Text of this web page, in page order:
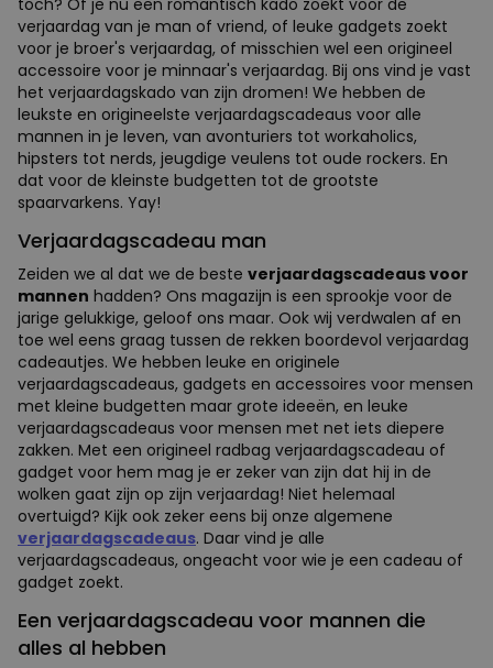
verjaardag van je man of vriend, of leuke gadgets zoekt
voor je broer's verjaardag, of misschien wel een origineel
accessoire voor je minnaar's verjaardag. Bij ons vind je vast
het verjaardagskado van zijn dromen! We hebben de
leukste en origineelste verjaardagscadeaus voor alle
mannen in je leven, van avonturiers tot workaholics,
hipsters tot nerds, jeugdige veulens tot oude rockers. En
dat voor de kleinste budgetten tot de grootste
spaarvarkens. Yay!
Verjaardagscadeau man
Zeiden we al dat we de beste verjaardagscadeaus voor
mannen hadden? Ons magazijn is een sprookje voor de
jarige gelukkige, geloof ons maar. Ook wij verdwalen af en
toe wel eens graag tussen de rekken boordevol verjaardag
cadeautjes. We hebben leuke en originele
verjaardagscadeaus, gadgets en accessoires voor mensen
met kleine budgetten maar grote ideeën, en leuke
verjaardagscadeaus voor mensen met net iets diepere
zakken. Met een origineel radbag verjaardagscadeau of
gadget voor hem mag je er zeker van zijn dat hij in de
wolken gaat zijn op zijn verjaardag! Niet helemaal
overtuigd? Kijk ook zeker eens bij onze algemene
verjaardagscadeaus. Daar vind je alle
verjaardagscadeaus, ongeacht voor wie je een cadeau of
gadget zoekt.
Een verjaardagscadeau voor mannen die
alles al hebben